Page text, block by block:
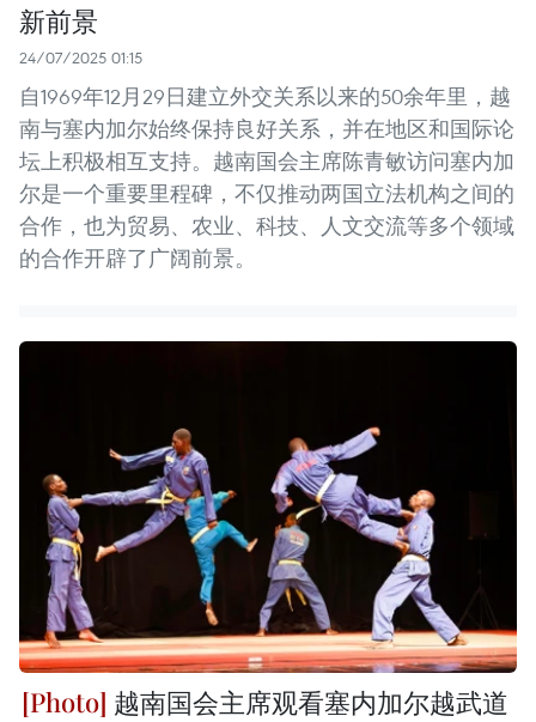
新前景
24/07/2025 01:15
自1969年12月29日建立外交关系以来的50余年里，越
南与塞内加尔始终保持良好关系，并在地区和国际论
坛上积极相互支持。越南国会主席陈青敏访问塞内加
尔是一个重要里程碑，不仅推动两国立法机构之间的
合作，也为贸易、农业、科技、人文交流等多个领域
的合作开辟了广阔前景。
越南国会主席观看塞内加尔越武道